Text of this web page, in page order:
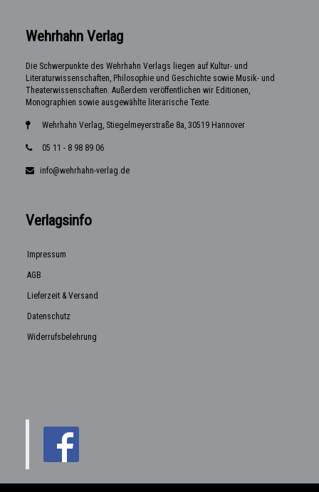
Wehrhahn Verlag
Die Schwerpunkte des Wehrhahn Verlags liegen auf Kultur- und
Literaturwissenschaften, Philosophie und Geschichte sowie Musik- und
Theaterwissenschaften. Außerdem veröffentlichen wir Editionen,
Monographien sowie ausgewählte literarische Texte.
Wehrhahn Verlag, Stiegelmeyerstraße 8a, 30519 Hannover
05 11 - 8 98 89 06
info@wehrhahn-verlag.de
Verlagsinfo
Impressum
AGB
Lieferzeit & Versand
Datenschutz
Widerrufsbelehrung